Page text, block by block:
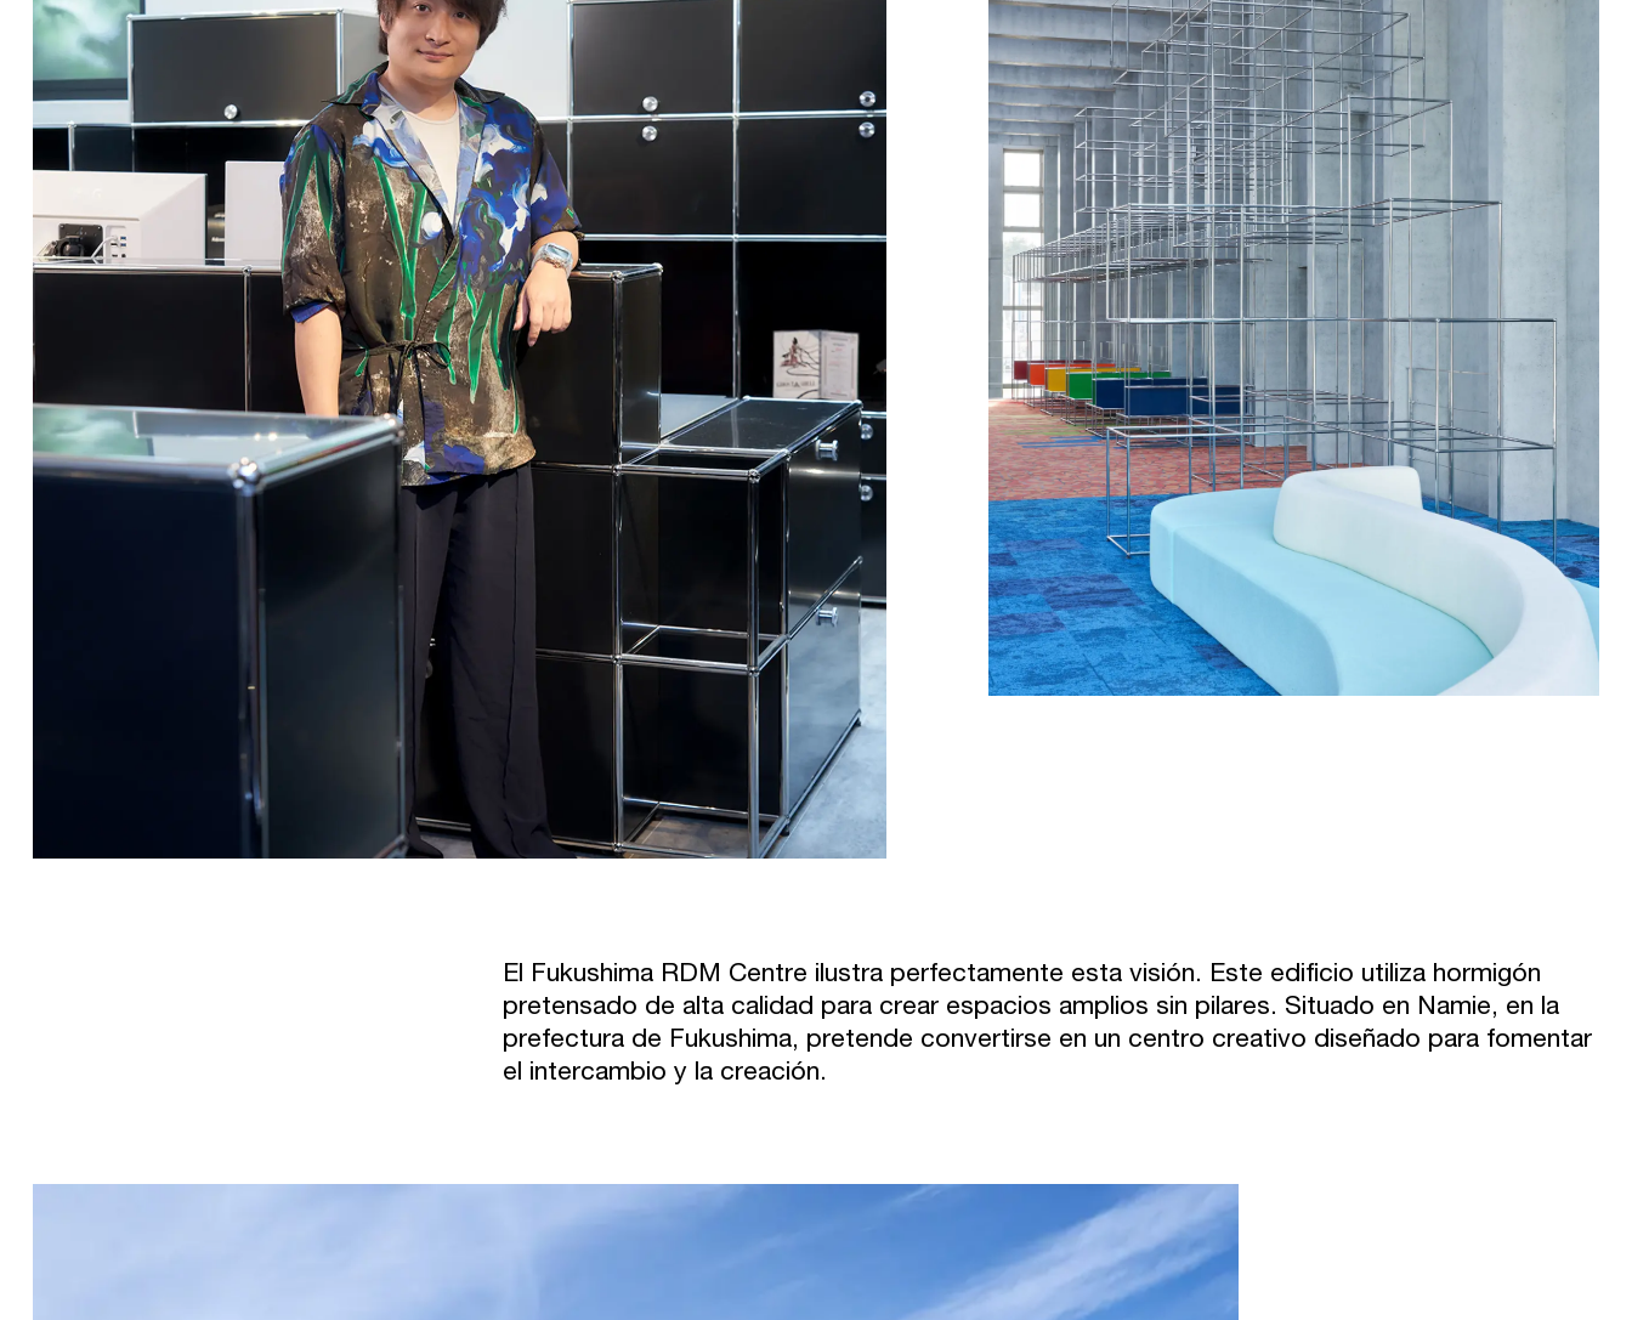
El Fukushima RDM Centre ilustra perfectamente esta visión. Este edificio utiliza hormigón
pretensado de alta calidad para crear espacios amplios sin pilares. Situado en Namie, en la
prefectura de Fukushima, pretende convertirse en un centro creativo diseñado para fomentar
el intercambio y la creación.